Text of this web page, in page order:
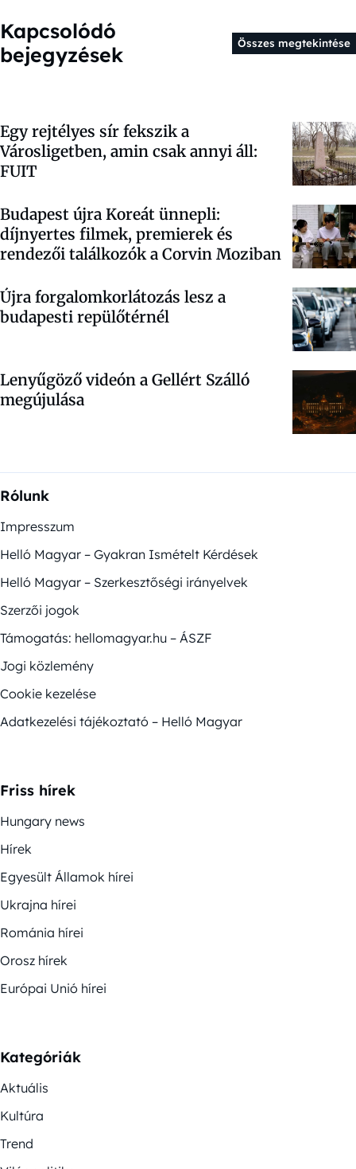
Kapcsolódó
bejegyzések
Összes megtekintése
Egy rejtélyes sír fekszik a
Városligetben, amin csak annyi áll:
FUIT
Budapest újra Koreát ünnepli:
díjnyertes filmek, premierek és
rendezői találkozók a Corvin Moziban
Újra forgalomkorlátozás lesz a
budapesti repülőtérnél
Lenyűgöző videón a Gellért Szálló
megújulása
Rólunk
Impresszum
Helló Magyar – Gyakran Ismételt Kérdések
Helló Magyar – Szerkesztőségi irányelvek
Szerzői jogok
Támogatás: hellomagyar.hu – ÁSZF
Jogi közlemény
Cookie kezelése
Adatkezelési tájékoztató – Helló Magyar
Friss hírek
Hungary news
Hírek
Egyesült Államok hírei
Ukrajna hírei
Románia hírei
Orosz hírek
Európai Unió hírei
Kategóriák
Aktuális
Kultúra
Trend